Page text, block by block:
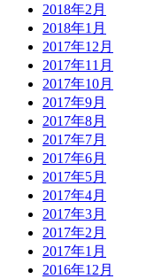
2018年2月
2018年1月
2017年12月
2017年11月
2017年10月
2017年9月
2017年8月
2017年7月
2017年6月
2017年5月
2017年4月
2017年3月
2017年2月
2017年1月
2016年12月